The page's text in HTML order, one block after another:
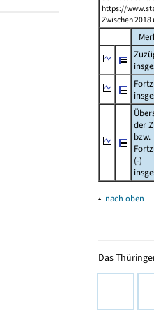
https://
Zwischen
der
bzw.
(-)
▴ nach oben
Das